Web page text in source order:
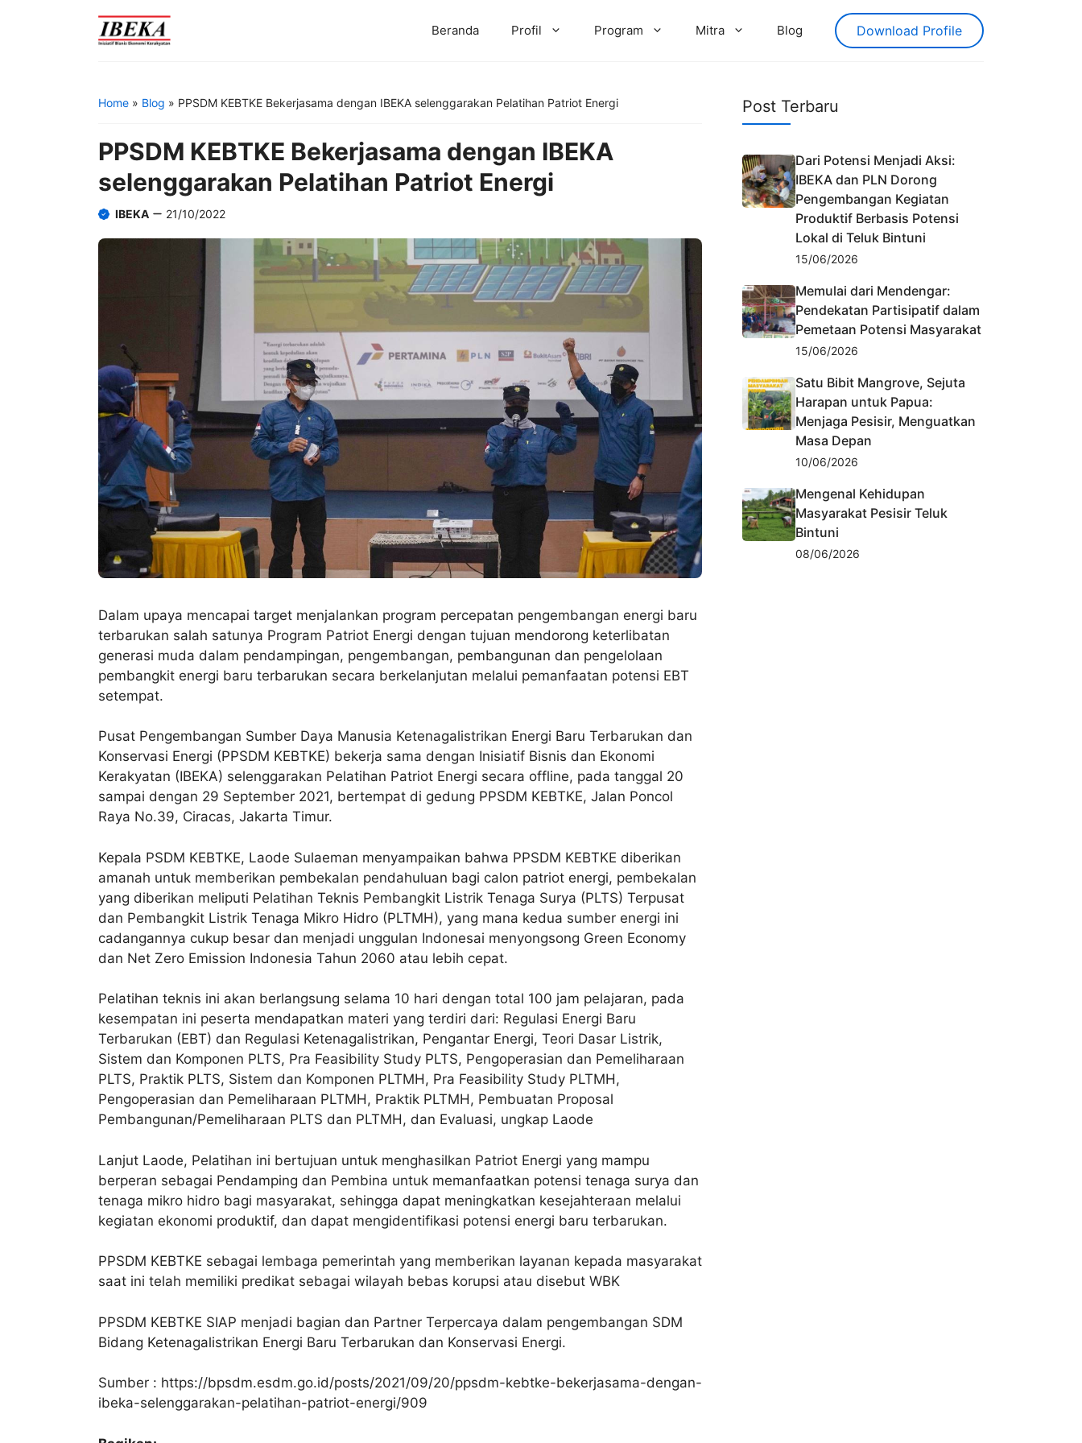
Beranda Profil Program Mitra Blog Download Profile
Home » Blog » PPSDM KEBTKE Bekerjasama dengan IBEKA selenggarakan Pelatihan Patriot Energi
PPSDM KEBTKE Bekerjasama dengan IBEKA
selenggarakan Pelatihan Patriot Energi
IBEKA 21/10/2022
Dalam upaya mencapai target menjalankan program percepatan pengembangan energi baru
terbarukan salah satunya Program Patriot Energi dengan tujuan mendorong keterlibatan
generasi muda dalam pendampingan, pengembangan, pembangunan dan pengelolaan
pembangkit energi baru terbarukan secara berkelanjutan melalui pemanfaatan potensi EBT
setempat.
Pusat Pengembangan Sumber Daya Manusia Ketenagalistrikan Energi Baru Terbarukan dan
Konservasi Energi (PPSDM KEBTKE) bekerja sama dengan Inisiatif Bisnis dan Ekonomi
Kerakyatan (IBEKA) selenggarakan Pelatihan Patriot Energi secara offline, pada tanggal 20
sampai dengan 29 September 2021, bertempat di gedung PPSDM KEBTKE, Jalan Poncol
Raya No.39, Ciracas, Jakarta Timur.
Kepala PSDM KEBTKE, Laode Sulaeman menyampaikan bahwa PPSDM KEBTKE diberikan
amanah untuk memberikan pembekalan pendahuluan bagi calon patriot energi, pembekalan
yang diberikan meliputi Pelatihan Teknis Pembangkit Listrik Tenaga Surya (PLTS) Terpusat
dan Pembangkit Listrik Tenaga Mikro Hidro (PLTMH), yang mana kedua sumber energi ini
cadangannya cukup besar dan menjadi unggulan Indonesai menyongsong Green Economy
dan Net Zero Emission Indonesia Tahun 2060 atau lebih cepat.
Pelatihan teknis ini akan berlangsung selama 10 hari dengan total 100 jam pelajaran, pada
kesempatan ini peserta mendapatkan materi yang terdiri dari: Regulasi Energi Baru
Terbarukan (EBT) dan Regulasi Ketenagalistrikan, Pengantar Energi, Teori Dasar Listrik,
Sistem dan Komponen PLTS, Pra Feasibility Study PLTS, Pengoperasian dan Pemeliharaan
PLTS, Praktik PLTS, Sistem dan Komponen PLTMH, Pra Feasibility Study PLTMH,
Pengoperasian dan Pemeliharaan PLTMH, Praktik PLTMH, Pembuatan Proposal
Pembangunan/Pemeliharaan PLTS dan PLTMH, dan Evaluasi, ungkap Laode
Lanjut Laode, Pelatihan ini bertujuan untuk menghasilkan Patriot Energi yang mampu
berperan sebagai Pendamping dan Pembina untuk memanfaatkan potensi tenaga surya dan
tenaga mikro hidro bagi masyarakat, sehingga dapat meningkatkan kesejahteraan melalui
kegiatan ekonomi produktif, dan dapat mengidentifikasi potensi energi baru terbarukan.
PPSDM KEBTKE sebagai lembaga pemerintah yang memberikan layanan kepada masyarakat
saat ini telah memiliki predikat sebagai wilayah bebas korupsi atau disebut WBK
PPSDM KEBTKE SIAP menjadi bagian dan Partner Terpercaya dalam pengembangan SDM
Bidang Ketenagalistrikan Energi Baru Terbarukan dan Konservasi Energi.
Sumber : https://bpsdm.esdm.go.id/posts/2021/09/20/ppsdm-kebtke-bekerjasama-dengan-
ibeka-selenggarakan-pelatihan-patriot-energi/909
Post Terbaru
Dari Potensi Menjadi Aksi:
IBEKA dan PLN Dorong
Pengembangan Kegiatan
Produktif Berbasis Potensi
Lokal di Teluk Bintuni
15/06/2026
Memulai dari Mendengar:
Pendekatan Partisipatif dalam
Pemetaan Potensi Masyarakat
15/06/2026
Satu Bibit Mangrove, Sejuta
Harapan untuk Papua:
Menjaga Pesisir, Menguatkan
Masa Depan
10/06/2026
Mengenal Kehidupan
Masyarakat Pesisir Teluk
Bintuni
08/06/2026